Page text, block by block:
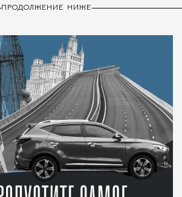
ПРОДОЛЖЕНИЕ НИЖЕ